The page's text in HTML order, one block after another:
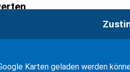
%)
Karten geladen werden